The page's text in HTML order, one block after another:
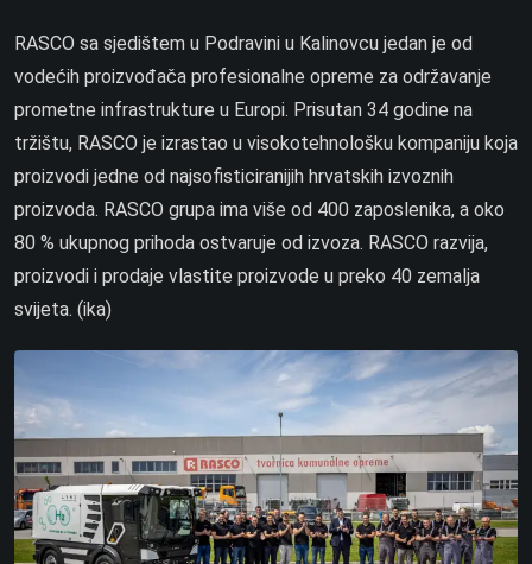
RASCO sa sjedištem u Podravini u Kalinovcu jedan je od
vodećih proizvođača profesionalne opreme za održavanje
prometne infrastrukture u Europi. Prisutan 34 godine na
tržištu, RASCO je izrastao u visokotehnološku kompaniju koja
proizvodi jedne od najsofisticiranijih hrvatskih izvoznih
proizvoda. RASCO grupa ima više od 400 zaposlenika, a oko
80 % ukupnog prihoda ostvaruje od izvoza. RASCO razvija,
proizvodi i prodaje vlastite proizvode u preko 40 zemalja
svijeta. (ika)